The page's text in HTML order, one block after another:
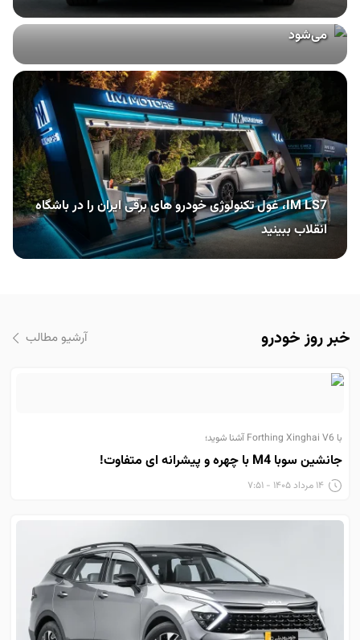
طرح انتقال سهمیه سوخت به کارت بانکی از تهران آغاز
می‌شود
IM LS7، غول تکنولوژی خودرو های برقی ایران را در باشگاه
انقلاب ببینید
خبر روز خودرو آرشیو مطالب
با Forthing Xinghai V6 آشنا شوید؛
جانشین سوبا M4 با چهره و پیشرانه ای متفاوت!
۱۴ مرداد ۱۴۰۵ - ۷:۵۱